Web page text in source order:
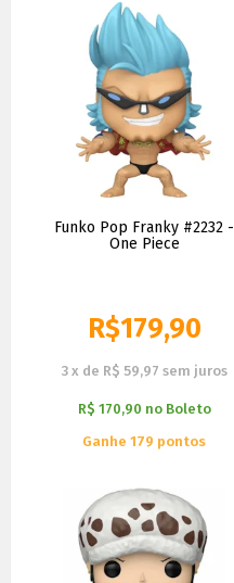
Funko Pop Franky #2232 -
One Piece
R$179,90
3 x de R$ 59,97 sem juros
R$ 170,90 no Boleto
Ganhe 179 pontos